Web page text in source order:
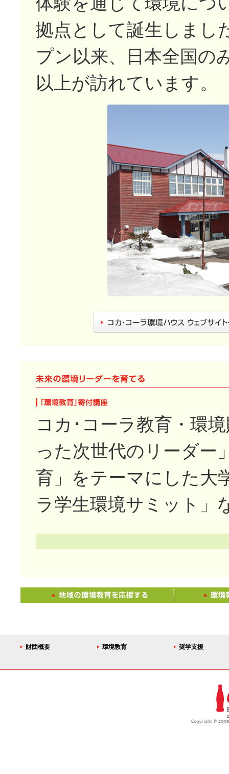
拠点として誕生しまし
プン以来、日本全国の
以上が訪れています。
コカ･コーラ教育・環
った次世代のリーダー
育」をテーマにした大
ラ学生環境サミット」
財団概要 環境教育 奨学支援